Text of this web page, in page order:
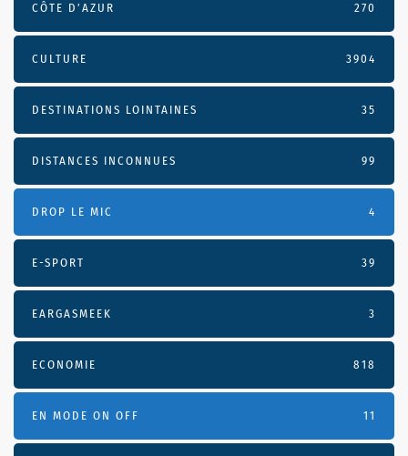
CÔTE D’AZUR 270
CULTURE 3904
DESTINATIONS LOINTAINES 35
DISTANCES INCONNUES 99
DROP LE MIC 4
E-SPORT 39
EARGASMEEK 3
ECONOMIE 818
EN MODE ON OFF 11